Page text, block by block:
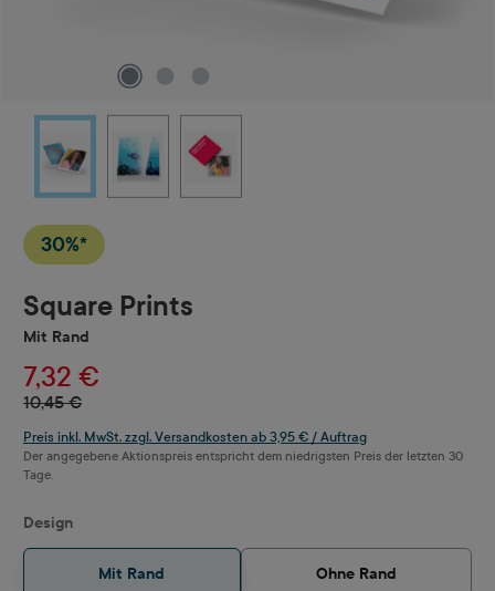
30%*
Square Prints
Mit Rand
7,32 €
10,45 €
Preis inkl. MwSt. zzgl. Versandkosten ab 3,95 € / Auftrag
Der angegebene Aktionspreis entspricht dem niedrigsten Preis der letzten 30
Tage.
Designauswählen
Mit Rand Ohne Rand